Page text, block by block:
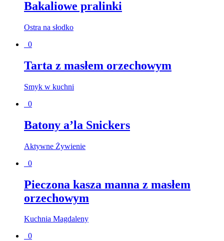
Bakaliowe pralinki
Ostra na słodko
0
Tarta z masłem orzechowym
Smyk w kuchni
0
Batony a’la Snickers
Aktywne Żywienie
0
Pieczona kasza manna z masłem
orzechowym
Kuchnia Magdaleny
0